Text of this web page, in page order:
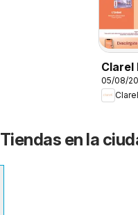
Clarel
05/08/
Clarel
en la